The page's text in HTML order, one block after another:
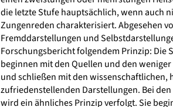
die letzte Stufe hauptsächlich, wenn auch
Zungenreden charakterisiert. Abgesehen
Fremddarstellungen und
Forschungsbericht folgendem Prinzip: Die
beginnen mit den Quellen und den
und schließen mit den wissenschaftlichen,
zufriedenstellenden Darstellungen. Bei
wird ein ähnliches Prinzip verfolgt. Sie